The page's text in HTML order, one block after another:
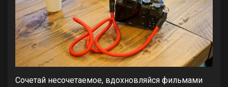
Сочетай несочетаемое, вдохновляйся фильмами